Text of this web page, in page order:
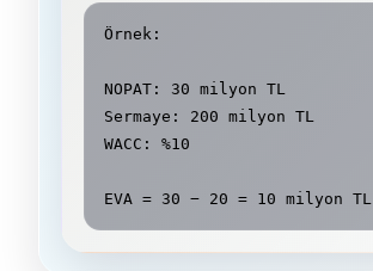
Örnek:
NOPAT: 30 milyon TL
Sermaye: 200 milyon TL
WACC: %10
EVA = 30 − 20 = 10 milyon TL